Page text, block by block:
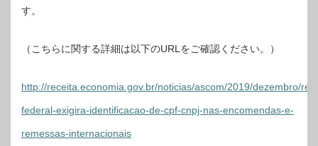
す。
（こちらに関する詳細は以下のURLをご確認ください。）
http://receita.economia.gov.br/noticias/ascom/2019/dezembro/
federal-exigira-identificacao-de-cpf-cnpj-nas-encomendas-e-
remessas-internacionais